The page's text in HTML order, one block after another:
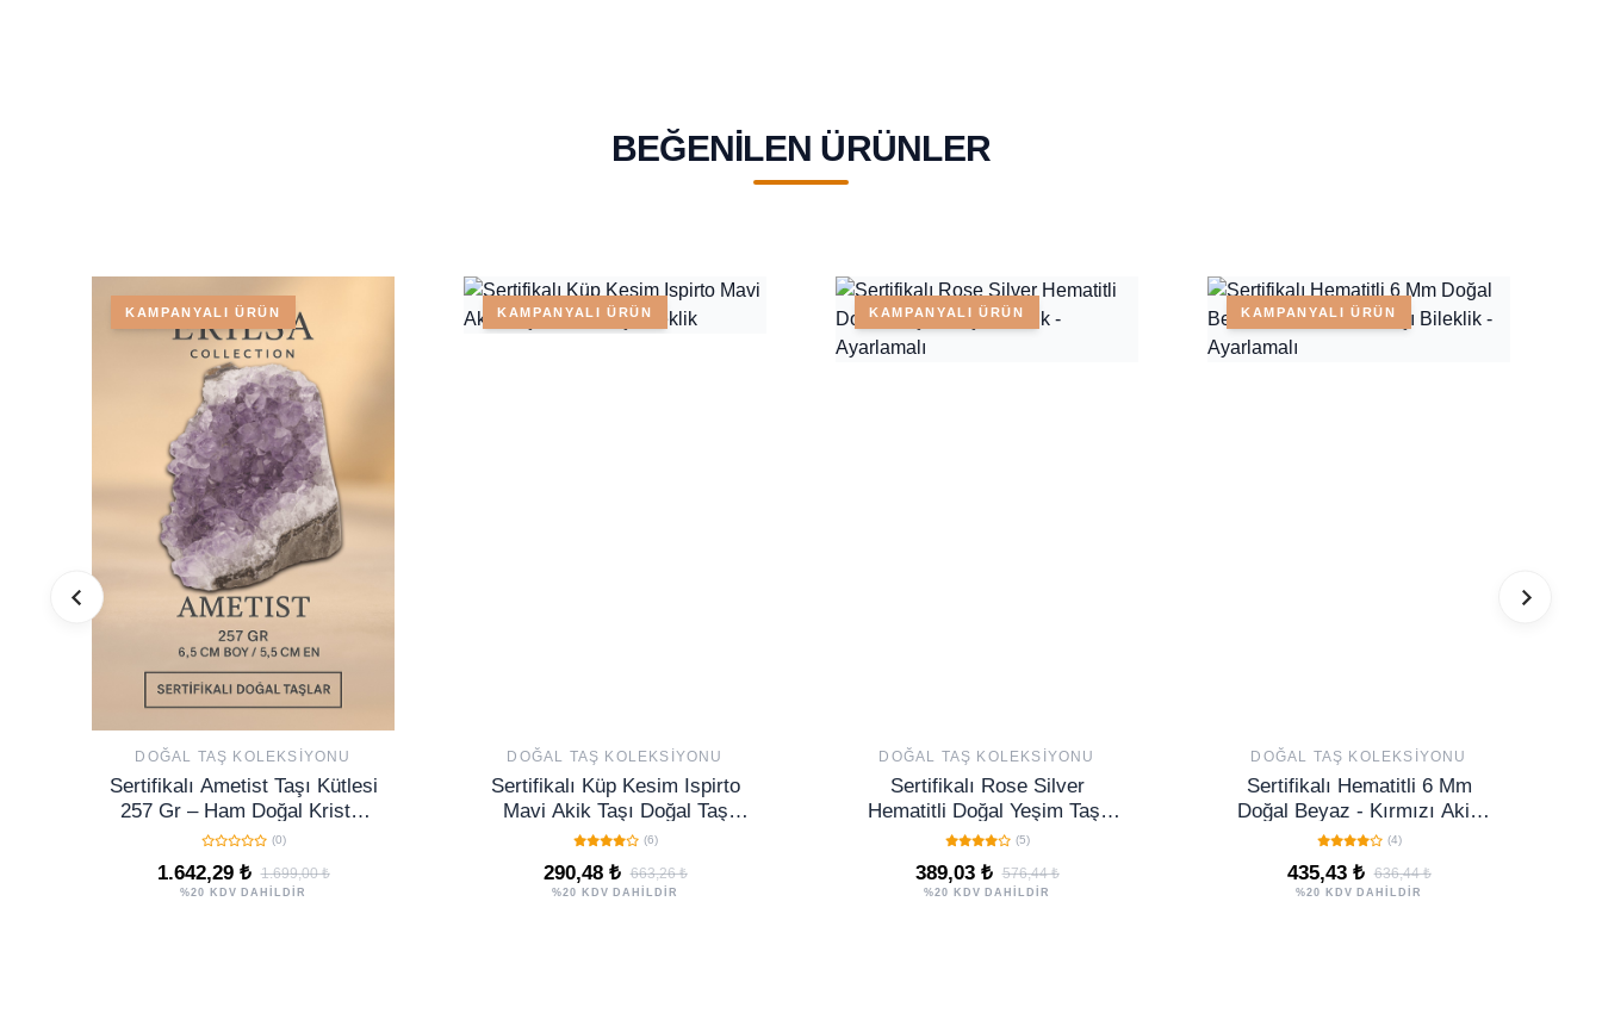
BEĞENILEN ÜRÜNLER
KAMPANYALI ÜRÜN
DOĞAL TAŞ KOLEKSIYONU
Sertifikalı Ametist Taşı Kütlesi
257 Gr – Ham Doğal Kristal
Dekoratif Taş Stres Azaltır
Huzur Verir
(0)
1.642,29 ₺ 1.699,00 ₺
%20 KDV DAHİLDİR
KAMPANYALI ÜRÜN
DOĞAL TAŞ KOLEKSIYONU
Sertifikalı Küp Kesim Ispirto
Mavi Akik Taşı Doğal Taş
Bileklik(6)
290,48 ₺ 663,26 ₺
%20 KDV DAHİLDİR
KAMPANYALI ÜRÜN
DOĞAL TAŞ KOLEKSIYONU
Sertifikalı Rose Silver
Hematitli Doğal Yeşim Taşı
Bileklik - Ayarlamalı
(5)
389,03 ₺ 576,44 ₺
%20 KDV DAHİLDİR
KAMPANYALI ÜRÜN
DOĞAL TAŞ KOLEKSIYONU
Sertifikalı Hematitli 6 Mm
Doğal Beyaz - Kırmızı Akik
Taşı Bileklik - Ayarlamalı
(4)
435,43 ₺ 636,44 ₺
%20 KDV DAHİLDİR